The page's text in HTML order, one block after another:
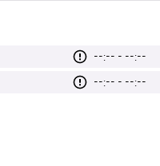
--:-- - --:--
--:-- - --:--